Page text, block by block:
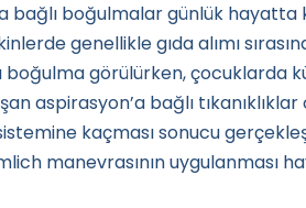
bağlı boğulmalar günlük hayatta
genellikle gıda alımı
boğulma görülürken, çocuklarda
aspirasyon’a bağlı
kaçması sonucu
manevrasının uygulanması